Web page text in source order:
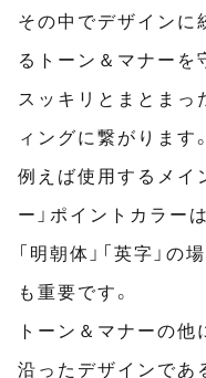
その中でデザインに
るトーン＆マナーを
スッキリとまとまっ
ィングに繋がります。
例えば使用するメイ
ー」ポイントカラー
「明朝体」「英字」
も重要です。
トーン＆マナーの
沿ったデザインであ